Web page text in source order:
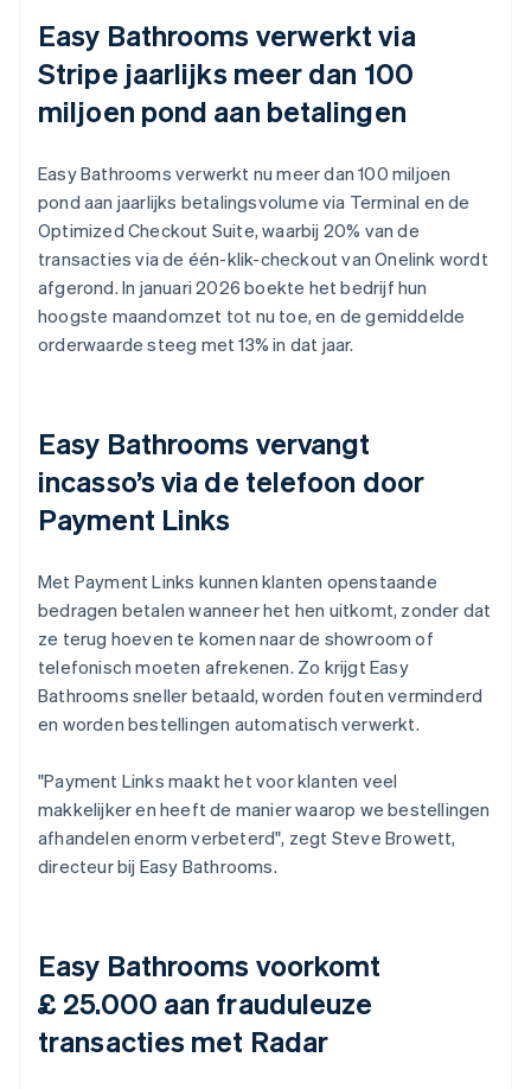
Easy Bathrooms verwerkt via
Stripe jaarlijks meer dan 100
miljoen pond aan betalingen
Easy Bathrooms verwerkt nu meer dan 100 miljoen
pond aan jaarlijks betalingsvolume via Terminal en de
Optimized Checkout Suite, waarbij 20% van de
transacties via de één-klik-checkout van Onelink wordt
afgerond. In januari 2026 boekte het bedrijf hun
hoogste maandomzet tot nu toe, en de gemiddelde
orderwaarde steeg met 13% in dat jaar.
Easy Bathrooms vervangt
incasso’s via de telefoon door
Payment Links
Met Payment Links kunnen klanten openstaande
bedragen betalen wanneer het hen uitkomt, zonder dat
ze terug hoeven te komen naar de showroom of
telefonisch moeten afrekenen. Zo krijgt Easy
Bathrooms sneller betaald, worden fouten verminderd
en worden bestellingen automatisch verwerkt.
"Payment Links maakt het voor klanten veel
makkelijker en heeft de manier waarop we bestellingen
afhandelen enorm verbeterd", zegt Steve Browett,
directeur bij Easy Bathrooms.
Easy Bathrooms voorkomt
£ 25.000 aan frauduleuze
transacties met Radar